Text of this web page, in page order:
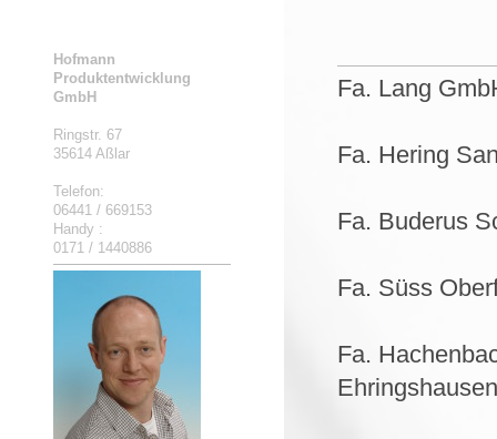
Fa. Lang
Fa. Hering
Fa. Buderus
Fa. Süss
Fa.
Hofmann
Produktentwicklung
GmbH
Ringstr. 67
35614 Aßlar
Telefon:
06441 / 669153
Handy :
0171 / 1440886